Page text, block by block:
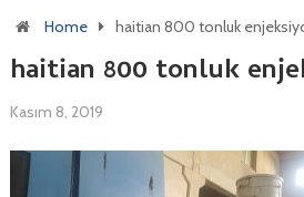
Home haitian 800 tonluk
haitian 800 tonluk
Kasım 8, 2019